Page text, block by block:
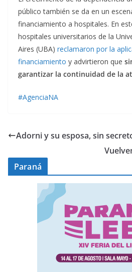
público también se da en un
financiamiento a hospitales. En
hospitales universitarios de la
Aires (UBA) reclamaron por la
financiamiento y advirtieron que
garantizar la continuidad de la
#AgenciaNA
Adorni y su esposa, sin
Paraná